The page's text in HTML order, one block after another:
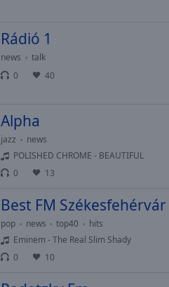
Rádió 1
news
talk
0
40
Alpha
jazz
news
POLISHED CHROME - BEAUTIFUL
0
13
Best FM Székesfehérvár
pop news top40
hits
Eminem - The Real Slim Shady
0
10